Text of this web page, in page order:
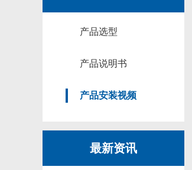
产品选型
产品说明书
产品安装视频
最新资讯